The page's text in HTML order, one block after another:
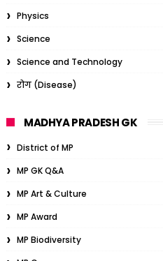
Physics
Science
Science and Technology
रोग (Disease)
MADHYA PRADESH GK
District of MP
MP GK Q&A
MP Art & Culture
MP Award
MP Biodiversity